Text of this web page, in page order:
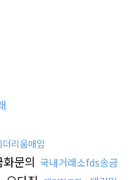
더리움매입
문의 국내거래소fds송금